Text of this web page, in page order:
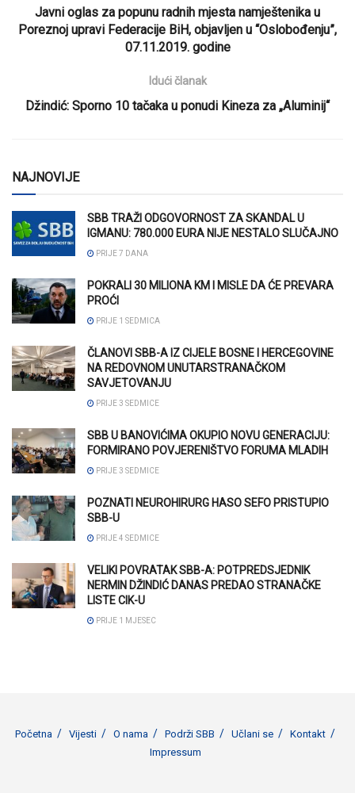
Javni oglas za popunu radnih mjesta namještenika u
Poreznoj upravi Federacije BiH, objavljen u “Oslobođenju”,
07.11.2019. godine
Idući članak
Džindić: Sporno 10 tačaka u ponudi Kineza za „Aluminij“
NAJNOVIJE
SBB TRAŽI ODGOVORNOST ZA SKANDAL U
IGMANU: 780.000 EURA NIJE NESTALO SLUČAJNO
PRIJE 7 DANA
POKRALI 30 MILIONA KM I MISLE DA ĆE PREVARA
PROĆI
PRIJE 1 SEDMICA
ČLANOVI SBB-A IZ CIJELE BOSNE I HERCEGOVINE
NA REDOVNOM UNUTARSTRANAČKOM
SAVJETOVANJU
PRIJE 3 SEDMICE
SBB U BANOVIĆIMA OKUPIO NOVU GENERACIJU:
FORMIRANO POVJERENIŠTVO FORUMA MLADIH
PRIJE 3 SEDMICE
POZNATI NEUROHIRURG HASO SEFO PRISTUPIO
SBB-U
PRIJE 4 SEDMICE
VELIKI POVRATAK SBB-A: POTPREDSJEDNIK
NERMIN DŽINDIĆ DANAS PREDAO STRANAČKE
LISTE CIK-U
PRIJE 1 MJESEC
Početna Vijesti O nama Podrži SBB Učlani se
Kontakt
Impressum